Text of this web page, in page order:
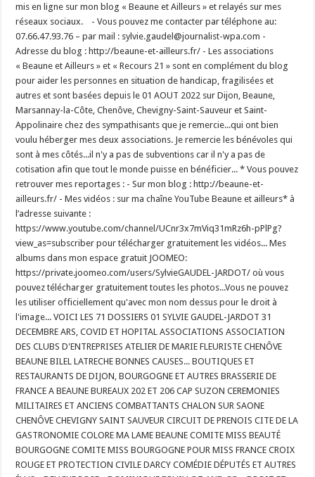
mis en ligne sur mon blog « Beaune et Ailleurs » et relayés sur mes
réseaux sociaux. - Vous pouvez me contacter par téléphone au:
07.66.47.93.76 – par mail : sylvie.gaudel@journalist-wpa.com -
Adresse du blog : http://beaune-et-ailleurs.fr/ - Les associations
« Beaune et Ailleurs » et « Recours 21 » sont en complément du blog
pour aider les personnes en situation de handicap, fragilisées et
autres et sont basées depuis le 01 AOUT 2022 sur Dijon, Beaune,
Marsannay-la-Côte, Chenôve, Chevigny-Saint-Sauveur et Saint-
Appolinaire chez des sympathisants que je remercie...qui ont bien
voulu héberger mes deux associations. Je remercie les bénévoles qui
sont à mes côtés...il n'y a pas de subventions car il n'y a pas de
cotisation afin que tout le monde puisse en bénéficier... * Vous pouvez
retrouver mes reportages : - Sur mon blog : http://beaune-et-
ailleurs.fr/ - Mes vidéos : sur ma chaîne YouTube Beaune et ailleurs* à
l’adresse suivante :
https://www.youtube.com/channel/UCnr3x7mViq31mRz6h-pPlPg?
view_as=subscriber pour télécharger gratuitement les vidéos... Mes
albums dans mon espace gratuit JOOMEO:
https://private.joomeo.com/users/SylvieGAUDEL-JARDOT/ où vous
pouvez télécharger gratuitement toutes les photos...Vous ne pouvez
les utiliser officiellement qu'avec mon nom dessus pour le droit à
l'image... VOICI LES 71 DOSSIERS 01 SYLVIE GAUDEL-JARDOT 31
DECEMBRE ARS, COVID ET HOPITAL ASSOCIATIONS ASSOCIATION
DES CLUBS D'ENTREPRISES ATELIER DE MARIE FLEURISTE CHENÔVE
BEAUNE BILEL LATRECHE BONNES CAUSES... BOUTIQUES ET
RESTAURANTS DE DIJON, BOURGOGNE ET AUTRES BRASSERIE DE
FRANCE A BEAUNE BUREAUX 202 ET 206 CAP SUZON CEREMONIES
MILITAIRES ET ANCIENS COMBATTANTS CHALON SUR SAONE
CHENÔVE CHEVIGNY SAINT SAUVEUR CIRCUIT DE PRENOIS CITE DE LA
GASTRONOMIE COLORE MA LAME BEAUNE COMITE MISS BEAUTÉ
BOURGOGNE COMITE MISS BOURGOGNE POUR MISS FRANCE CROIX
ROUGE ET PROTECTION CIVILE DARCY COMÉDIE DÉPUTÉS ET AUTRES